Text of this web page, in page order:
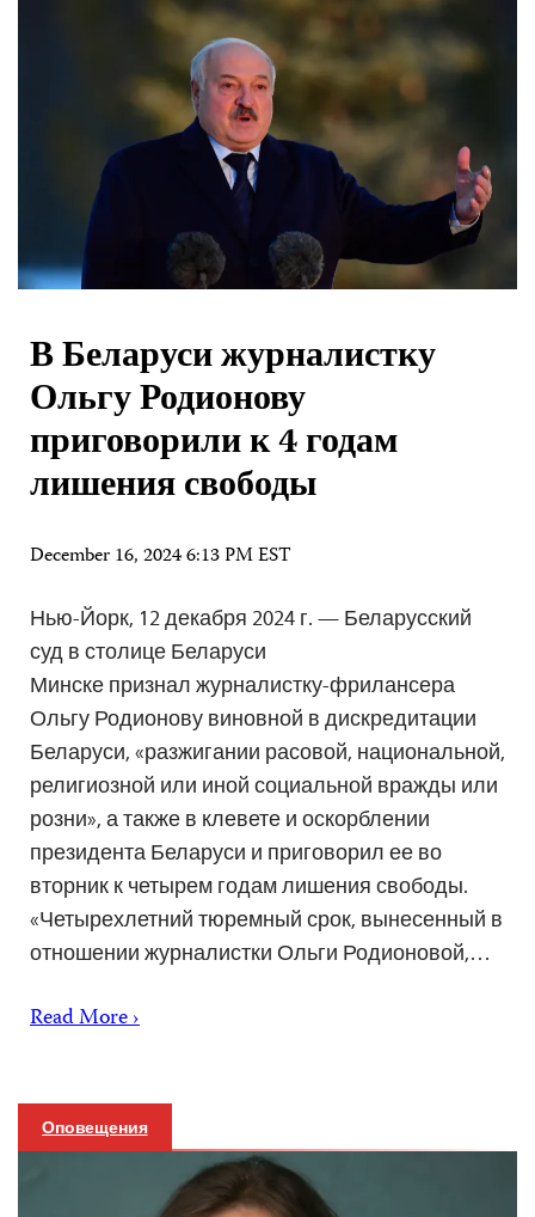
В Беларуси журналистку
Ольгу Родионову
приговорили к 4 годам
лишения свободы
December 16, 2024 6:13 PM EST
Нью-Йорк, 12 декабря 2024 г. — Беларусский
суд в столице Беларуси
Минске признал журналистку-фрилансера
Ольгу Родионову виновной в дискредитации
Беларуси, «разжигании расовой, национальной,
религиозной или иной социальной вражды или
розни», а также в клевете и оскорблении
президента Беларуси и приговорил ее во
вторник к четырем годам лишения свободы.
«Четырехлетний тюремный срок, вынесенный в
отношении журналистки Ольги Родионовой,…
Read More ›
Оповещения